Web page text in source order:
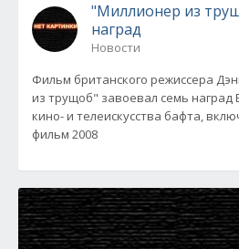
"Миллионер из
наград
Новости
Фильм британского режиссера
из трущоб" завоевал семь наград
кино- и телеискусства бафта,
фильм 2008